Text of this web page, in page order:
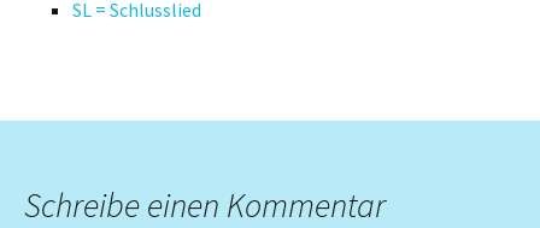
SL = Schlusslied
Schreibe einen Kommentar